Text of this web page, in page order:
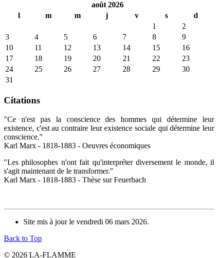
août 2026
l
m m j v s
d
1
2
3
4 5 6 7 8
9
10
11 12 13 14 15
16
17
18 19 20 21 22
23
24
25 26 27 28 29
30
31
Citations
"Ce n'est pas la conscience des hommes qui détermine leur
existence, c'est au contraire leur existence sociale qui détermine leur
conscience."
Karl Marx - 1818-1883 - Oeuvres économiques
"Les philosophes n'ont fait qu'interpréter diversement le monde, il
s'agit maintenant de le transformer."
Karl Marx - 1818-1883 - Thèse sur Feuerbach
Site mis à jour le vendredi 06 mars 2026.
Back to Top
© 2026 LA-FLAMME